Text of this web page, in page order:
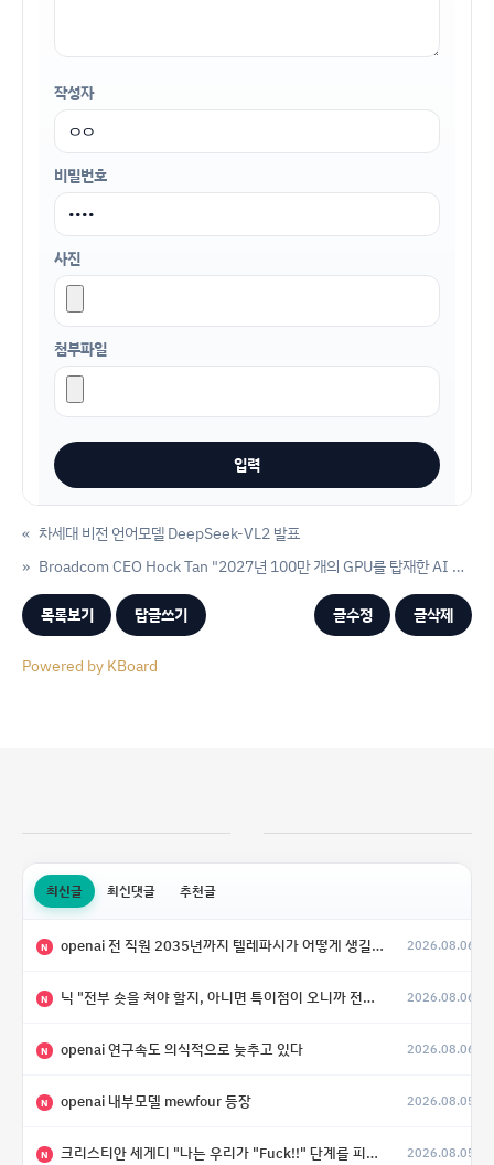
작성자
비밀번호
사진
첨부파일
« 차세대 비전 언어모델 DeepSeek-VL2 발표
Broadcom CEO Hock Tan "2027년 100만 개의 GPU를 탑재한 AI GPU 클러스터 계획"
»
목록보기 답글쓰기 글수정 글삭제
Powered by KBoard
최신글 최신댓글 추천글
N openai 전 직원 2035년까지 텔레파시가 어떻게 생길 수 있는지 2026.08.06
N 닉 "전부 숏을 쳐야 할지, 아니면 특이점이 오니까 전부 롱을 쳐야 할지 모르겠다.” 2026.08.06
N openai 연구속도 의식적으로 늦추고 있다 2026.08.06
N openai 내부모델 mewfour 등장 2026.08.05
N 크리스티안 세게디 "나는 우리가 "Fuck!!" 단계를 피할 수 있기를 바랄 뿐" 2026.08.05